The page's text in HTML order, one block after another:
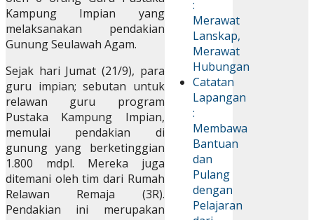
:
Merawat
Lanskap,
Merawat
Hubungan
Catatan
Lapangan
:
Membawa
Bantuan
dan
Pulang
dengan
Pelajaran
Kampung Impian yang
melaksanakan pendakian
Gunung Seulawah Agam.
Sejak hari Jumat (21/9), para
guru impian; sebutan untuk
relawan guru program
Pustaka Kampung Impian,
memulai pendakian di
gunung yang berketinggian
1.800 mdpl. Mereka juga
ditemani oleh tim dari Rumah
Relawan Remaja (3R).
Pendakian ini merupakan